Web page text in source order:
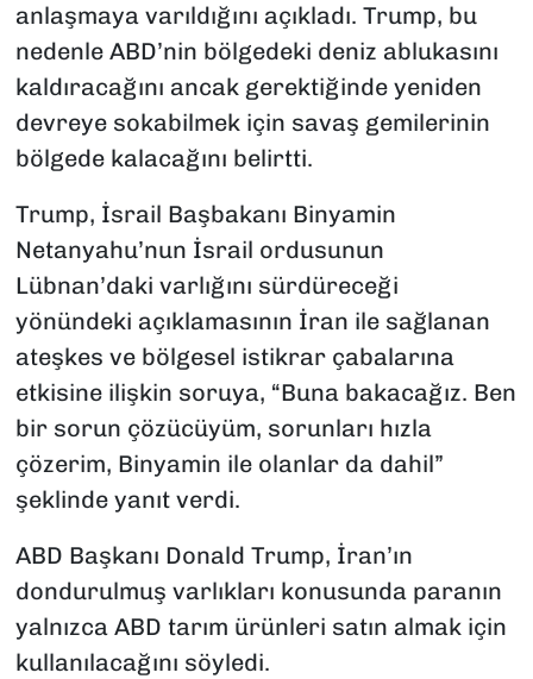
anlaşmaya varıldığını açıkladı. Trump, bu
nedenle ABD’nin bölgedeki deniz ablukasını
kaldıracağını ancak gerektiğinde yeniden
devreye sokabilmek için savaş gemilerinin
bölgede kalacağını belirtti.
Trump, İsrail Başbakanı Binyamin
Netanyahu’nun İsrail ordusunun
Lübnan’daki varlığını sürdüreceği
yönündeki açıklamasının İran ile sağlanan
ateşkes ve bölgesel istikrar çabalarına
etkisine ilişkin soruya, “Buna bakacağız. Ben
bir sorun çözücüyüm, sorunları hızla
çözerim, Binyamin ile olanlar da dahil”
şeklinde yanıt verdi.
ABD Başkanı Donald Trump, İran’ın
dondurulmuş varlıkları konusunda paranın
yalnızca ABD tarım ürünleri satın almak için
kullanılacağını söyledi.